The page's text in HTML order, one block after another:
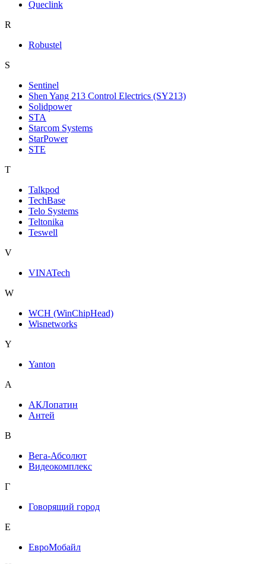
Queclink
R
Robustel
S
Sentinel
Shen Yang 213 Control Electrics (SY213)
Solidpower
STA
Starcom Systems
StarPower
STE
T
Talkpod
TechBase
Telo Systems
Teltonika
Teswell
V
VINATech
W
WCH (WinChipHead)
Wisnetworks
Y
Yanton
А
АКЛопатин
Антей
В
Вега-Абсолют
Видеокомплекс
Г
Говорящий город
Е
ЕвроМобайл